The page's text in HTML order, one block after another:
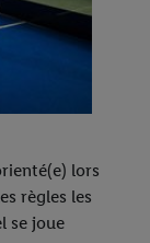
lors
règles les
se joue